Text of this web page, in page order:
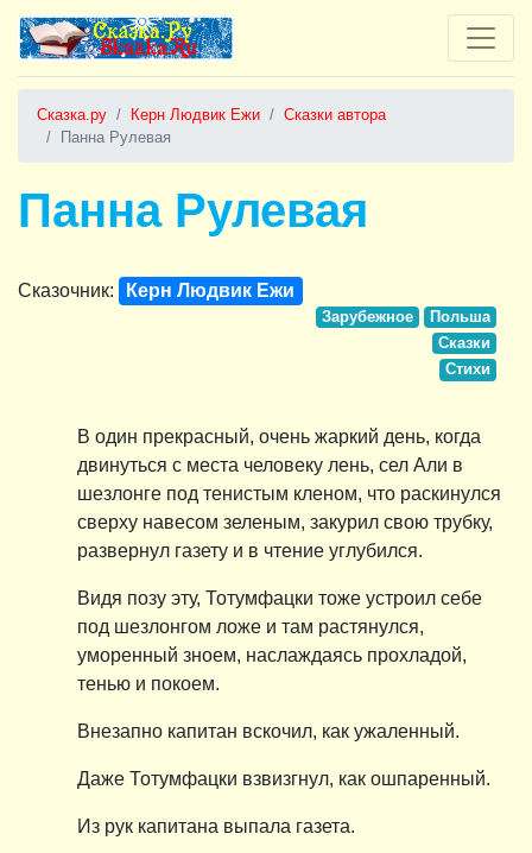
Сказка.ру Керн Людвик Ежи
Сказки автора
Панна Рулевая
Панна Рулевая
Сказочник: Керн Людвик Ежи
Зарубежное
Польша
Сказки
Стихи
В один прекрасный, очень жаркий день, когда
двинуться с места человеку лень, сел Али в
шезлонге под тенистым кленом, что раскинулся
сверху навесом зеленым, закурил свою трубку,
развернул газету и в чтение углубился.
Видя позу эту, Тотумфацки тоже устроил себе
под шезлонгом ложе и там растянулся,
уморенный зноем, наслаждаясь прохладой,
тенью и покоем.
Внезапно капитан вскочил, как ужаленный.
Даже Тотумфацки взвизгнул, как ошпаренный.
Из рук капитана выпала газета.